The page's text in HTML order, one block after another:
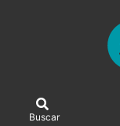
Buscar